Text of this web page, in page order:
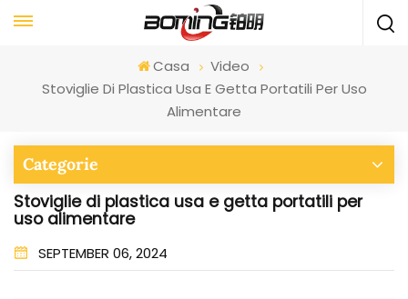
Casa
Video
Stoviglie Di Plastica Usa E Getta Portatili Per Uso
Alimentare
Categorie
Stoviglie di plastica usa e getta portatili per
uso alimentare
SEPTEMBER 06, 2024